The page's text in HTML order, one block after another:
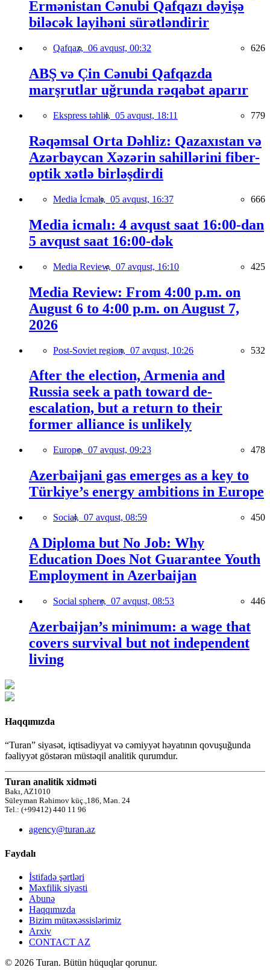
Ermənistan Cənubi Qafqazı dəyişə
biləcək layihəni sürətləndirir
Qafqaz, 06 avqust, 00:32 626
ABŞ və Çin Cənubi Qafqazda
marşrutlar uğrunda rəqabət aparır
Ekspress təhlil, 05 avqust, 18:11 779
Rəqəmsal Orta Dəhliz: Qazaxıstan və
Azərbaycan Xəzərin sahillərini fiber-
optik xətlə birləşdirdi
Media İcmalı, 05 avqust, 16:37 666
Media icmalı: 4 avqust saat 16:00-dan
5 avqust saat 16:00-dək
Media Review, 07 avqust, 16:10 425
Media Review: From 4:00 p.m. on
August 6 to 4:00 p.m. on August 7,
2026
Post-Soviet region, 07 avqust, 10:26 532
After the election, Armenia and
Russia seek a path toward de-
escalation, but a return to their
former alliance is unlikely
Europe, 07 avqust, 09:23 478
Azerbaijani gas emerges as a key to
Türkiye’s energy ambitions in Europe
Social, 07 avqust, 08:59 450
A Diploma but No Job: Why
Education Does Not Guarantee Youth
Employment in Azerbaijan
Social sphere, 07 avqust, 08:53 446
Azerbaijan’s minimum: a wage that
covers survival but not independent
living
Haqqımızda
“Turan” siyasət, iqtisadiyyat və cəmiyyət həyatının qovuşuğunda
fəaliyyət göstərən müstəqil analitik qurumdur.
Turan analitik xidməti
Bakı, AZ1010
Süleyman Rəhimov küç.,186, Mən. 24
Tel.: (+99412) 440 11 96
agency@turan.az
Faydalı
İstifadə şərtləri
Məxfilik siyasti
Abunə
Haqqımızda
Bizim mütəxəssislərimiz
Arxiv
CONTACT AZ
© 2026 Turan. Bütün hüquqlar qorunur.